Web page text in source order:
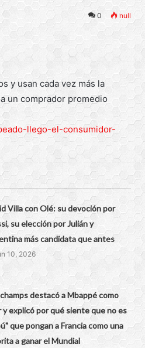
0 null
y usan cada vez más la
un comprador promedio
llego-el-consumidor-
Villa con Olé: su devoción por
su elección por Julián y
más candidata que antes
10, 2026
destacó a Mbappé como
y explicó por qué siente que no es
que pongan a Francia como una
a ganar el Mundial